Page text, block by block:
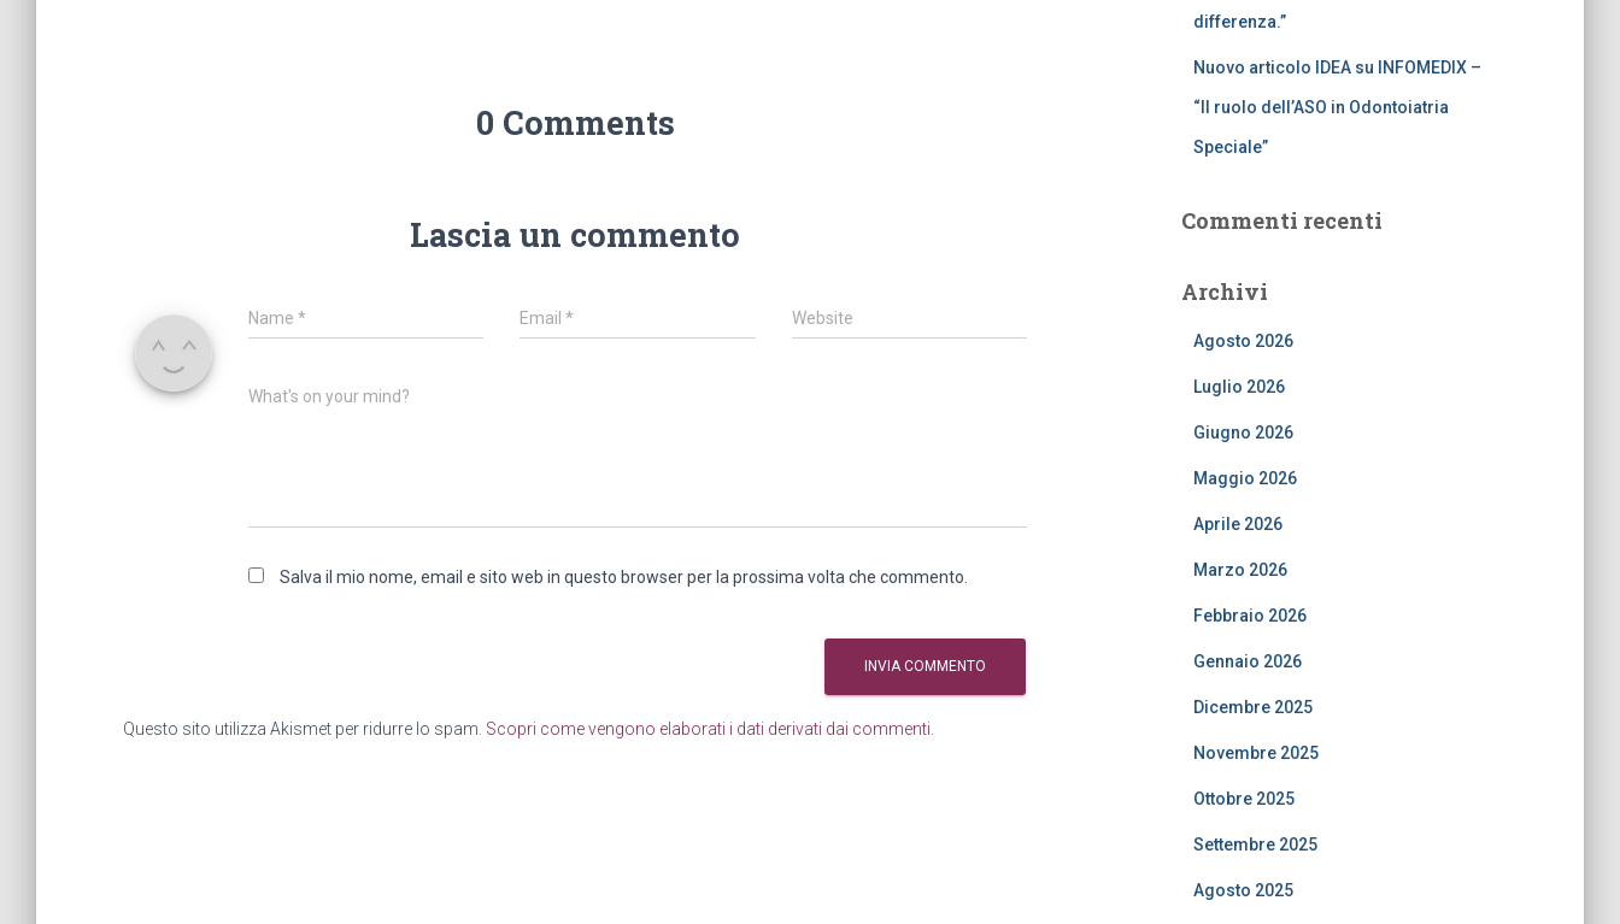
0 Comments
Lascia un commento
Name * Email* Website
What's on your mind?
Salva il mio nome, email e sito web in questo browser per la prossima volta che commento.
Questo sito utilizza Akismet per ridurre lo spam. Scopri come vengono elaborati i dati derivati dai commenti
differenza.”
Nuovo articolo IDEA su INFOMEDIX –
“Il ruolo dell’ASO in Odontoiatria
Speciale”
Commenti recenti
Archivi
Agosto 2026
Luglio 2026
Giugno 2026
Maggio 2026
Aprile 2026
Marzo 2026
Febbraio 2026
Gennaio 2026
Dicembre 2025
Novembre 2025
Ottobre 2025
Settembre 2025
Agosto 2025